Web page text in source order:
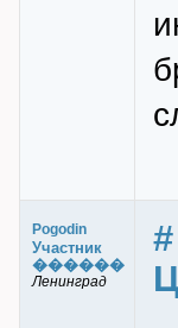
Pogodin
Участник
������
Ленинград
#